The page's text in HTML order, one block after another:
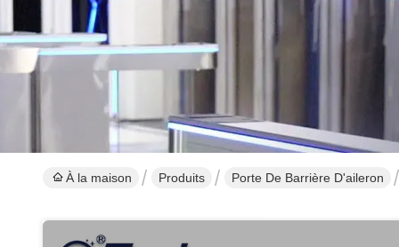
À la maison Produits Porte De Barrière D'aileron